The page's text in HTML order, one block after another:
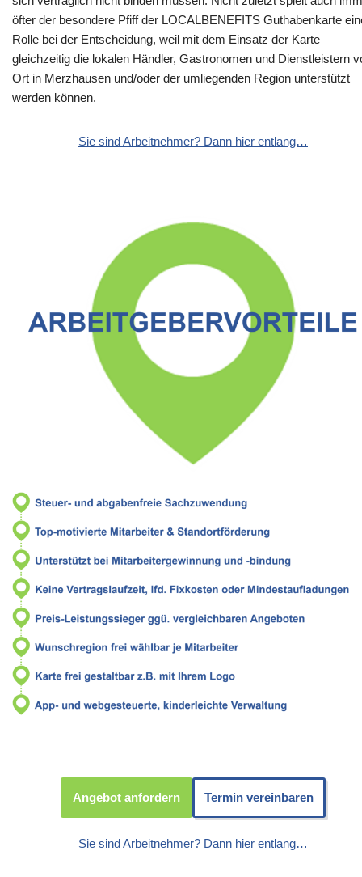
öfter der besondere Pfiff der LOCALBENEFITS Guthabenkarte
Rolle bei der Entscheidung, weil mit dem Einsatz der Karte
gleichzeitig die lokalen Händler, Gastronomen und Dienstleistern
Ort in Merzhausen und/oder der umliegenden Region unterstützt
werden können.
Sie sind Arbeitnehmer? Dann hier entlang…
Angebot anfordern Termin vereinbaren
Sie sind Arbeitnehmer? Dann hier entlang…